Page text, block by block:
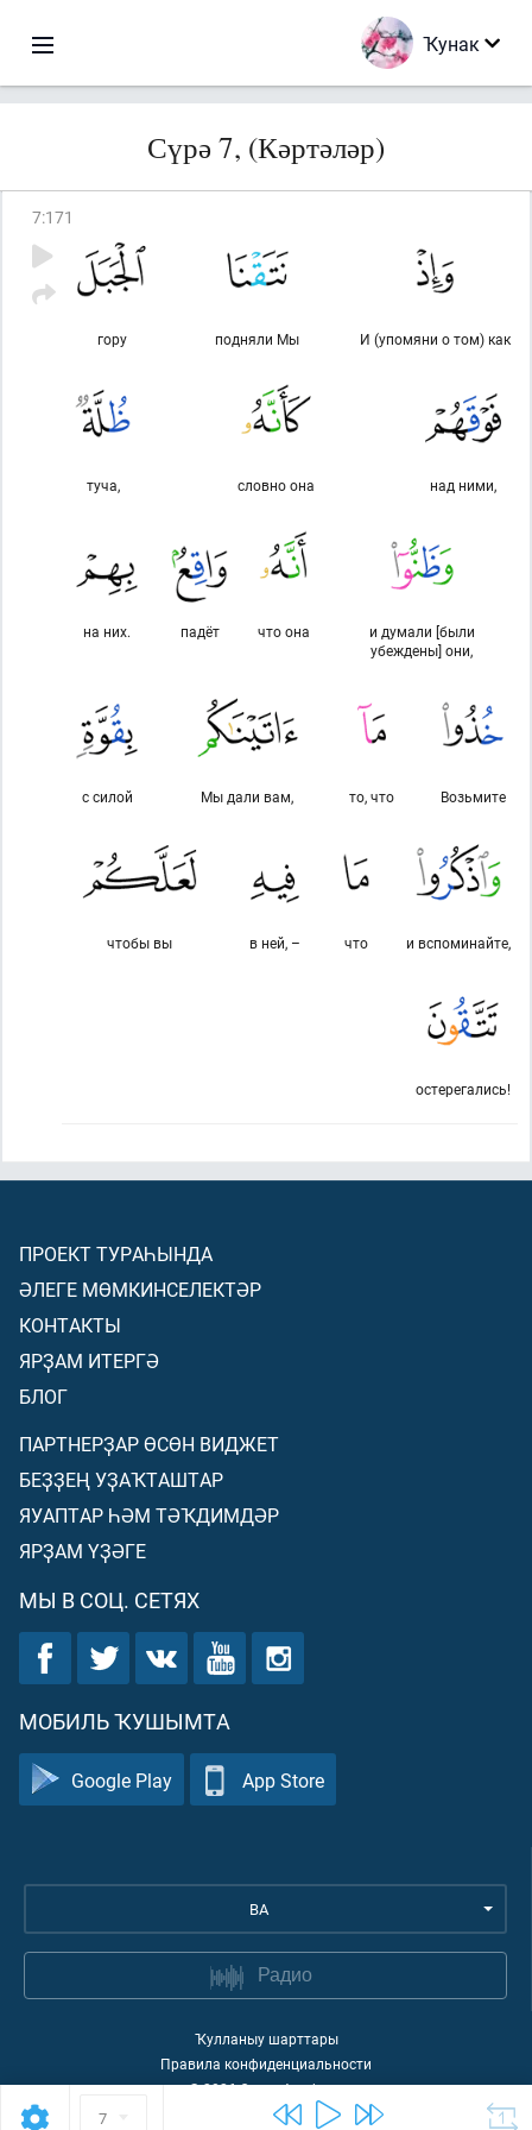
Ҡунак
7
Сүрә 7, (Кәртәләр)
7:171
И (упомяни о том) как
подняли Мы
гору
над ними,
словно она
туча,
и думали [были
убеждены] они,
что она
падёт
на них.
Возьмите
то, что
Мы дали вам,
с силой
и вспоминайте,
что
в ней, –
чтобы вы
остерегались!
ПРОЕКТ ТУРАҺЫНДА
ӘЛЕГЕ МӨМКИНСЕЛЕКТӘР
КОНТАКТЫ
ЯРҘАМ ИТЕРГӘ
БЛОГ
ПАРТНЕРҘАР ӨСӨН ВИДЖЕТ
БЕҘҘЕҢ УҘАҠТАШТАР
ЯУАПТАР ҺӘМ ТӘҠДИМДӘР
ЯРҘАМ ҮҘӘГЕ
МЫ В СОЦ. СЕТЯХ
МОБИЛЬ ҠУШЫМТА
Google Play App Store
BA
Радио
Ҡулланыу шарттары
Правила конфиденциальности
©2026Quran Academy